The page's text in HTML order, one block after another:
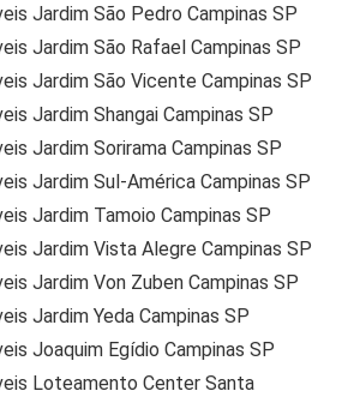
Jardim São Pedro Campinas SP
Jardim São Rafael Campinas SP
Jardim São Vicente Campinas SP
Jardim Shangai Campinas SP
Jardim Sorirama Campinas SP
Jardim Sul-América Campinas SP
Jardim Tamoio Campinas SP
Jardim Vista Alegre Campinas SP
Jardim Von Zuben Campinas SP
Jardim Yeda Campinas SP
Joaquim Egídio Campinas SP
Loteamento Center Santa